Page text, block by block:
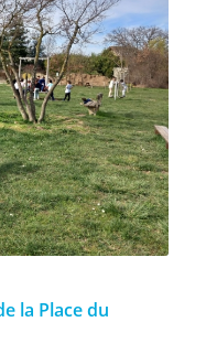
la Place du